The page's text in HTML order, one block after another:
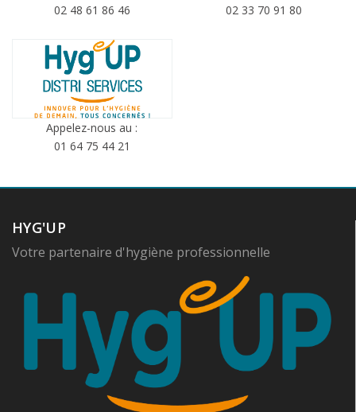
02 48 61 86 46
02 33 70 91 80
Appelez-nous au :
01 64 75 44 21
HYG'UP
Votre partenaire d'hygiène professionnelle